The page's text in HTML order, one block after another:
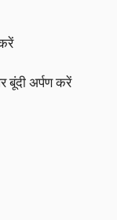
बूंदी अर्पण करें